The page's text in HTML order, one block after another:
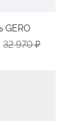
GERO
32 970₽